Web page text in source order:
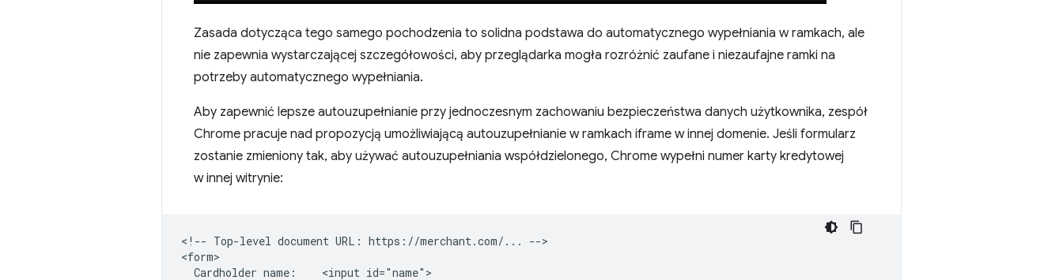
Zasada dotycząca tego samego pochodzenia to solidna podstawa do automatycznego wypełniania w ramkach, ale
nie zapewnia wystarczającej szczegółowości, aby przeglądarka mogła rozróżnić zaufane i niezaufajne ramki na
potrzeby automatycznego wypełniania.
Aby zapewnić lepsze autouzupełnianie przy jednoczesnym zachowaniu bezpieczeństwa danych użytkownika, zespół
Chrome pracuje nad propozycją umożliwiającą autouzupełnianie w ramkach iframe w innej domenie. Jeśli formularz
zostanie zmieniony tak, aby używać autouzupełniania współdzielonego, Chrome wypełni numer karty kredytowej
w innej witrynie:
<!-- Top-level document URL: https://merchant.com/... -->
<form>
  Cardholder name:    <input id="name">